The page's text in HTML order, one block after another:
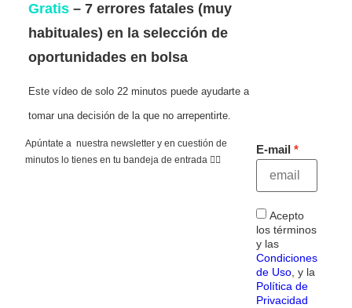
Gratis – 7 errores fatales (muy
habituales) en la selección de
oportunidades en bolsa
Este vídeo de solo 22 minutos puede ayudarte a
tomar una decisión de la que no arrepentirte.
Apúntate a nuestra newsletter y en cuestión de
minutos lo tienes en tu bandeja de entrada 👇🏻
E-mail
Acepto
los términos
y las
Condiciones
de Uso , y la
Política de
Privacidad